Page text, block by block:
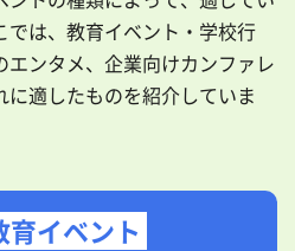
では、教育イベント・学校行
ンタメ、企業向けカンファレ
に適したものを紹介していま
育イベント